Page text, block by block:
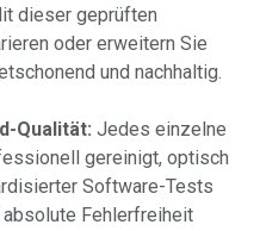
dieser geprüften
oder erweitern Sie
und nachhaltig.
Qualität: Jedes einzelne
gereinigt, optisch
Software-Tests
Fehlerfreiheit